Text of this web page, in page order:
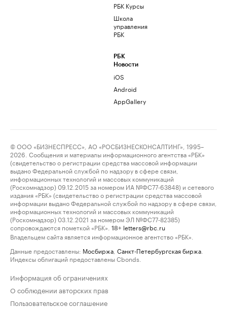
РБК Курсы
Школа
управления
РБК
РБК
Новости
iOS
Android
AppGallery
© ООО «БИЗНЕСПРЕСС», АО «РОСБИЗНЕСКОНСАЛТИНГ», 1995–
2026. Сообщения и материалы информационного агентства «РБК»
(свидетельство о регистрации средства массовой информации
выдано Федеральной службой по надзору в сфере связи,
информационных технологий и массовых коммуникаций
(Роскомнадзор) 09.12.2015 за номером ИА №ФС77-63848) и сетевого
издания «РБК» (свидетельство о регистрации средства массовой
информации выдано Федеральной службой по надзору в сфере связи,
информационных технологий и массовых коммуникаций
(Роскомнадзор) 03.12.2021 за номером ЭЛ №ФС77-82385)
сопровождаются пометкой «РБК».
18+ letters@rbc.ru
Владельцем сайта является информационное агентство «РБК».
Данные предоставлены: Мосбиржа Санкт-Петербургская биржа
Индексы облигаций предоставлены Cbonds.
Информация об ограничениях
О соблюдении авторских прав
Пользовательское соглашение